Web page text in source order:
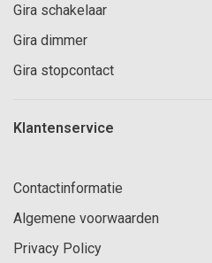
Gira schakelaar
Gira dimmer
Gira stopcontact
Klantenservice
Contactinformatie
Algemene voorwaarden
Privacy Policy